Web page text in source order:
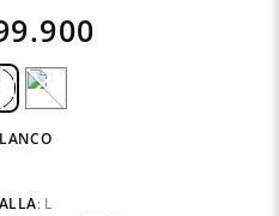
.900
: L